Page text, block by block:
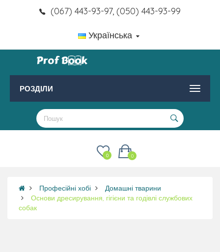
(067) 443-93-97, (050) 443-93-99
Українська
РОЗДІЛИ
0
0
Професійні хобі
Домашні тварини
Основи дресирування, гігієни та годівлі службових
собак